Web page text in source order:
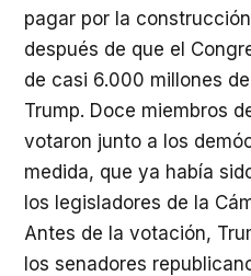
pagar por la
después de que el
de casi 6.000 millones
Trump. Doce miembros
votaron junto a los
medida, que ya había
los legisladores de la
Antes de la votación,
los senadores